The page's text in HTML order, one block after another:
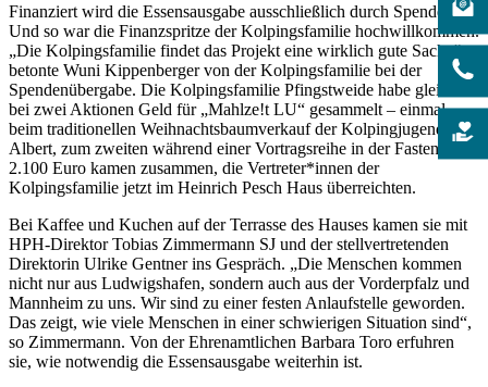
Finanziert wird die Essensausgabe ausschließlich durch Spenden.
Und so war die Finanzspritze der Kolpingsfamilie hochwillkommen.
„Die Kolpingsfamilie findet das Projekt eine wirklich gute Sache“,
betonte Wuni Kippenberger von der Kolpingsfamilie bei der
Spendenübergabe. Die Kolpingsfamilie Pfingstweide habe gleich
bei zwei Aktionen Geld für „Mahlze!t LU“ gesammelt – einmal
beim traditionellen Weihnachtsbaumverkauf der Kolpingjugend St.
Albert, zum zweiten während einer Vortragsreihe in der Fastenzeit.
2.100 Euro kamen zusammen, die Vertreter*innen der
Kolpingsfamilie jetzt im Heinrich Pesch Haus überreichten.
Bei Kaffee und Kuchen auf der Terrasse des Hauses kamen sie mit
HPH-Direktor Tobias Zimmermann SJ und der stellvertretenden
Direktorin Ulrike Gentner ins Gespräch. „Die Menschen kommen
nicht nur aus Ludwigshafen, sondern auch aus der Vorderpfalz und
Mannheim zu uns. Wir sind zu einer festen Anlaufstelle geworden.
Das zeigt, wie viele Menschen in einer schwierigen Situation sind“,
so Zimmermann. Von der Ehrenamtlichen Barbara Toro erfuhren
sie, wie notwendig die Essensausgabe weiterhin ist.